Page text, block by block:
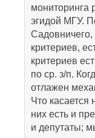
мониторинга
эгидой МГУ.
критериев,
критериев
по ср. з/п.
отлажен
Что касается
них есть и
и депутаты;